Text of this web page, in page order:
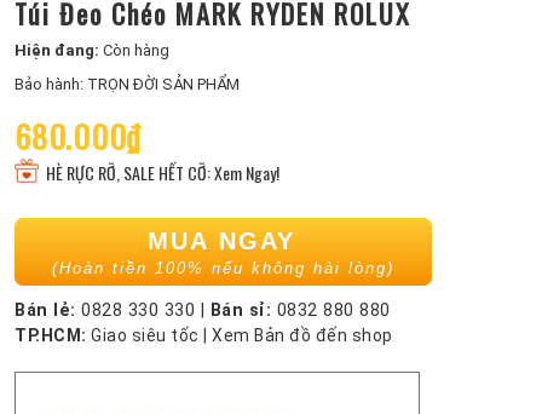
Túi Đeo Chéo MARK RYDEN ROLUX
Hiện đang: Còn hàng
Bảo hành: TRỌN ĐỜI SẢN PHẨM
680.000₫
HÈ RỰC RỠ, SALE HẾT CỠ: Xem Ngay!
MUA NGAY
(Hoàn tiền 100% nếu không hài lòng)
Bán lẻ: 0828 330 330 Bán sỉ: 0832 880 880
TP.HCM: Giao siêu tốc Xem Bản đồ đến shop